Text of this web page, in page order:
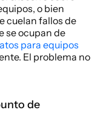
o bien
cuelan fallos de
para equipos
El problema no
de